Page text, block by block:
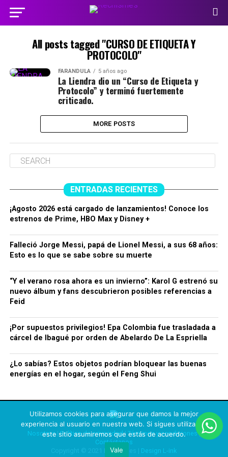
All posts tagged "CURSO DE ETIQUETA Y
PROTOCOLO"
FARÁNDULA 5 años ago
La Liendra dio un “Curso de Etiqueta y
Protocolo” y terminó fuertemente
criticado.
MORE POSTS
ENTRADAS RECIENTES
¡Agosto 2026 está cargado de lanzamientos! Conoce los
estrenos de Prime, HBO Max y Disney +
Falleció Jorge Messi, papá de Lionel Messi, a sus 68 años:
Esto es lo que se sabe sobre su muerte
“Y el verano rosa ahora es un invierno”: Karol G estrenó su
nuevo álbum y fans descubrieron posibles referencias a
Feid
¡Por supuestos privilegios! Epa Colombia fue trasladada a
cárcel de Ibagué por orden de Abelardo De La Espriella
¿Lo sabías? Estos objetos podrían bloquear las buenas
energías en el hogar, según el Feng Shui
Nosotros|Política de privacidad| Términos y condiciones|
Contáctanos
Copyright © 2021 Rechismes | Design L-ink
Utilizamos cookies para asegurar que damos la mejor
experiencia al usuario en nuestra web. Si sigues utilizando
este sitio asumiremos que estás de acuerdo.
Vale